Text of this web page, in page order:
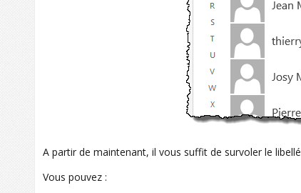
A partir de maintenant, il vous suffit de survoler le libellé
Vous pouvez :